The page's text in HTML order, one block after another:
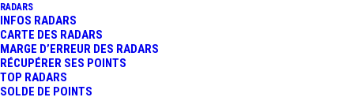
RADARS
INFOS RADARS
CARTE DES RADARS
MARGE D’ERREUR DES RADARS
RÉCUPÉRER SES POINTS
TOP RADARS
SOLDE DE POINTS
Le péage de
un point de passage situé sur
l’autoroute
Taissy, département de